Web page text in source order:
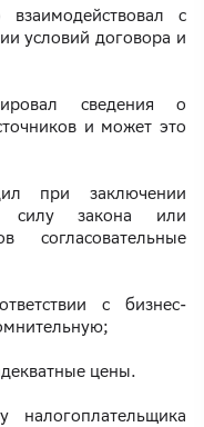
взаимодействовал с
условий договора и
сведения о
и может это
при заключении
силу закона или
согласовательные
с бизнес-
цены.